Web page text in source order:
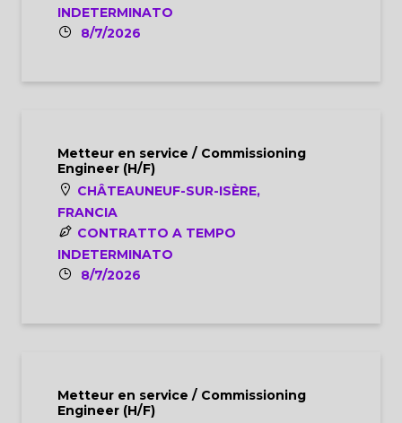
INDETERMINATO
8/7/2026
Metteur en service / Commissioning
Engineer (H/F)
CHÂTEAUNEUF-SUR-ISÈRE,
FRANCIA
CONTRATTO A TEMPO
INDETERMINATO
8/7/2026
Metteur en service / Commissioning
Engineer (H/F)